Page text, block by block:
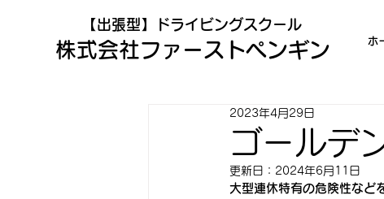
​【出張型】ドライビングスクール
株式会社​ファーストペンギン ホ
ゴールデ
2023年4月29日
更新日： 2024年6月11日
大型連休特有の危険性など